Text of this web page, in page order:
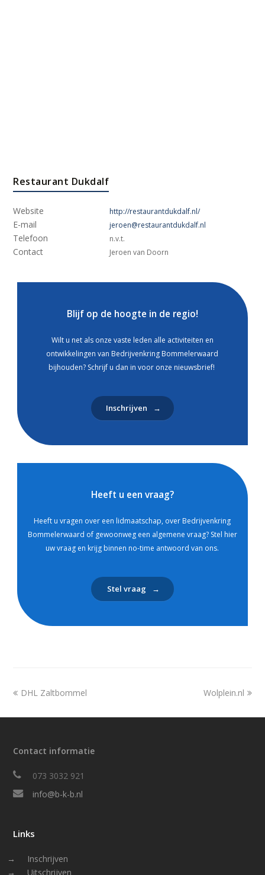
Restaurant Dukdalf
Website http://restaurantdukdalf.nl/
E-mail jeroen@restaurantdukdalf.nl
Telefoon n.v.t.
Contact Jeroen van Doorn
Blijf op de hoogte in de regio!
Wilt u net als onze vaste leden alle activiteiten en
ontwikkelingen van Bedrijvenkring Bommelerwaard
bijhouden? Schrijf u dan in voor onze nieuwsbrief!
Inschrijven
Heeft u een vraag?
Heeft u vragen over een lidmaatschap, over Bedrijvenkring
Bommelerwaard of gewoonweg een algemene vraag? Stel hier
uw vraag en krijg binnen no-time antwoord van ons.
Stel vraag
previous
DHL Zaltbommel
next
Wolplein.nl
Contact informatie
073 3032 921
info@b-k-b.nl
Links
Inschrijven
Uitschrijven